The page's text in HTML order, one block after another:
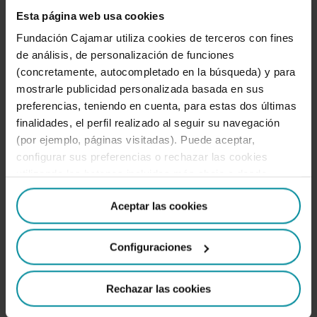
Esta página web usa cookies
Fundación Cajamar utiliza cookies de terceros con fines
de análisis, de personalización de funciones
(concretamente, autocompletado en la búsqueda) y para
mostrarle publicidad personalizada basada en sus
preferencias, teniendo en cuenta, para estas dos últimas
finalidades, el perfil realizado al seguir su navegación
(por ejemplo, páginas visitadas). Puede aceptar,
configurar sus preferencias o rechazar las cookies
“Detalles”. También puede obtener más información, así
como cambiar el consentimiento en cualquier momento
desde nuestraPolítica de Cookies.
Aceptar las cookies
Configuraciones
Rechazar las cookies
innovador para la detección directa de agentes
antiicrustantes en agua, que permite reducir el
consumo de recursos y los costes de
explotación de las plantas de tratamiento de
agua.
Información de contacto:
E: contacto@kleinscale.com
Ver más